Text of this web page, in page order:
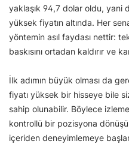
yaklaşık 94,7 dolar oldu, yani
yüksek fiyatın altında. Her
yöntemin asıl faydası nettir:
baskısını ortadan kaldırır ve
İlk adımın büyük olması da
fiyatı yüksek bir hisseye bile
sahip olunabilir. Böylece
kontrollü bir pozisyona
içeriden deneyimlemeye